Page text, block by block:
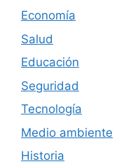
Economía
Salud
Educación
Seguridad
Tecnología
Medio ambiente
Historia